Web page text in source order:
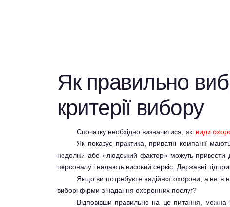
Як правильно
критерії вибору
Спочатку необхідно визначитися, які види
Як показує практика, приватні компанії
недоліки або «людський фактор» можуть привести
персоналу і надають високий сервіс. Державні
Якщо ви потребуєте надійної охорони, а не в
виборі фірми з надання охоронних послуг?
Відповівши правильно на це питання, можна